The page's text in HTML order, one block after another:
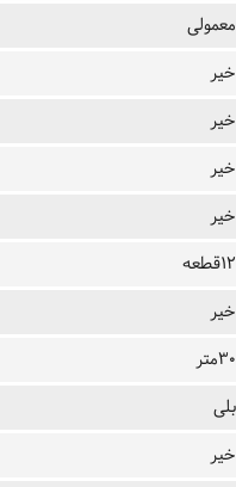
معمولی
خیر
خیر
خیر
خیر
12قطعه
خیر
30متر
بلی
خیر